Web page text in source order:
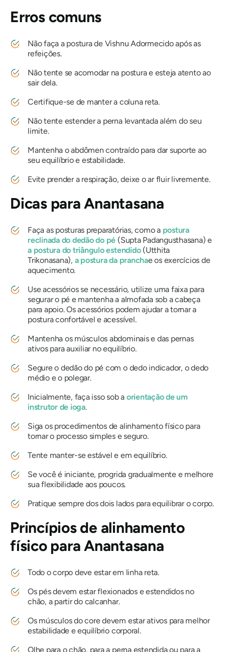
Erros comuns
Não faça a postura de Vishnu Adormecido após as
refeições.
Não tente se acomodar na postura e esteja atento ao
sair dela.
Certifique-se de manter a coluna reta.
Não tente estender a perna levantada além do seu
limite.
Mantenha o abdômen contraído para dar suporte ao
seu equilíbrio e estabilidade.
Evite prender a respiração, deixe o ar fluir livremente.
Dicas para Anantasana
Faça as posturas preparatórias, como a postura
reclinada do dedão do pé (Supta Padangusthasana) e
a postura do triângulo estendido(Utthita
Trikonasana), a postura da pranchae os exercícios de
aquecimento.
Use acessórios se necessário, utilize uma faixa para
segurar o pé e mantenha a almofada sob a cabeça
para apoio. Os acessórios podem ajudar a tornar a
postura confortável e acessível.
Mantenha os músculos abdominais e das pernas
ativos para auxiliar no equilíbrio.
Segure o dedão do pé com o dedo indicador, o dedo
médio e o polegar.
Inicialmente, faça isso sob a orientação de um
instrutor de ioga.
Siga os procedimentos de alinhamento físico para
tornar o processo simples e seguro.
Tente manter-se estável e em equilíbrio.
Se você é iniciante, progrida gradualmente e melhore
sua flexibilidade aos poucos.
Pratique sempre dos dois lados para equilibrar o corpo.
Princípios de alinhamento
físico para Anantasana
Todo o corpo deve estar em linha reta.
Os pés devem estar flexionados e estendidos no
chão, a partir do calcanhar.
Os músculos do core devem estar ativos para melhor
estabilidade e equilíbrio corporal.
Olhe para o chão, para a perna estendida ou para a